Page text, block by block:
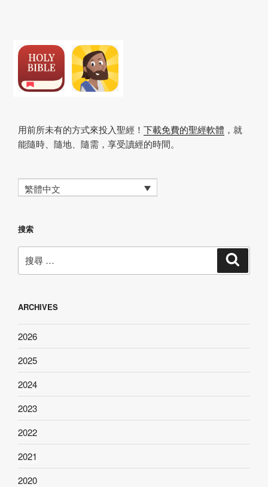
用前所未有的方式來投入聖經！ 下載免費的聖經軟體 ，就
能隨時、隨地、隨需，享受讀經的時間。
繁體中文
搜索
尋：
ARCHIVES
2026
2025
2024
2023
2022
2021
2020